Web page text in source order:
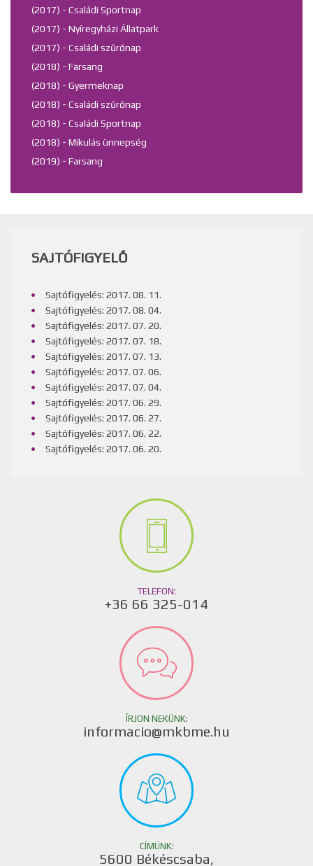
(2017) - Családi Sportnap
(2017) - Nyíregyházi Állatpark
(2017) - Családi szűrőnap
(2018) - Farsang
(2018) - Gyermeknap
(2018) - Családi szűrőnap
(2018) - Családi Sportnap
(2018) - Mikulás ünnepség
(2019) - Farsang
SAJTÓFIGYELŐ
Sajtófigyelés: 2017. 08. 11.
Sajtófigyelés: 2017. 08. 04.
Sajtófigyelés: 2017. 07. 20.
Sajtófigyelés: 2017. 07. 18.
Sajtófigyelés: 2017. 07. 13.
Sajtófigyelés: 2017. 07. 06.
Sajtófigyelés: 2017. 07. 04.
Sajtófigyelés: 2017. 06. 29.
Sajtófigyelés: 2017. 06. 27.
Sajtófigyelés: 2017. 06. 22.
Sajtófigyelés: 2017. 06. 20.
TELEFON:
+36 66 325-014
ÍRJON NEKÜNK:
informacio@mkbme.hu
CÍMÜNK:
5600 Békéscsaba,